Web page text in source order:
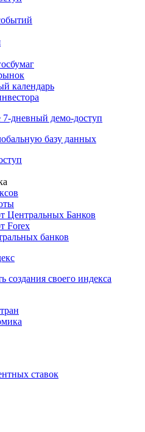
базу данных
7-дневный
базу данных
Центральных Банков
банков
создания своего индекса
ставок